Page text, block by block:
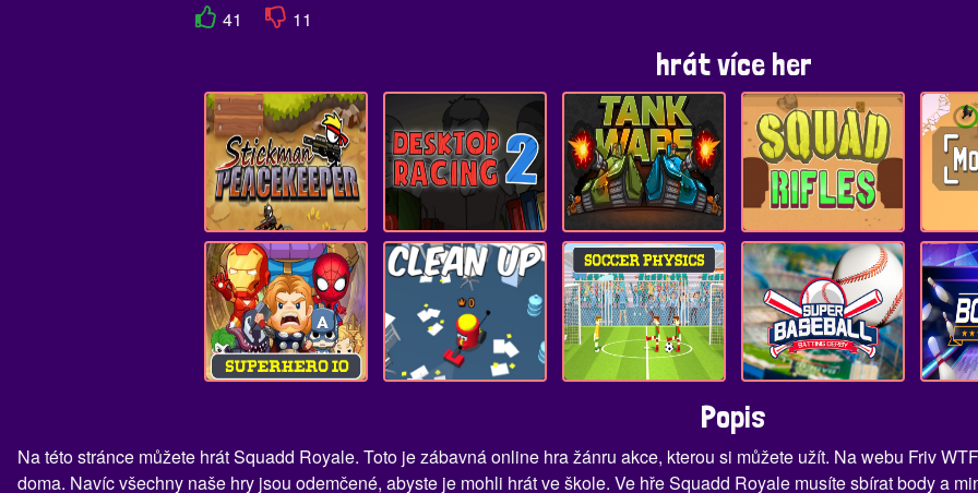
41 11
hrát více her
Popis
Na této stránce můžete hrát Squadd Royale. Toto je zábavná online hra žánru akce, kterou si můžete užít. Na webu Friv
doma. Navíc všechny naše hry jsou odemčené, abyste je mohli hrát ve škole. Ve hře Squadd Royale musíte sbírat body a